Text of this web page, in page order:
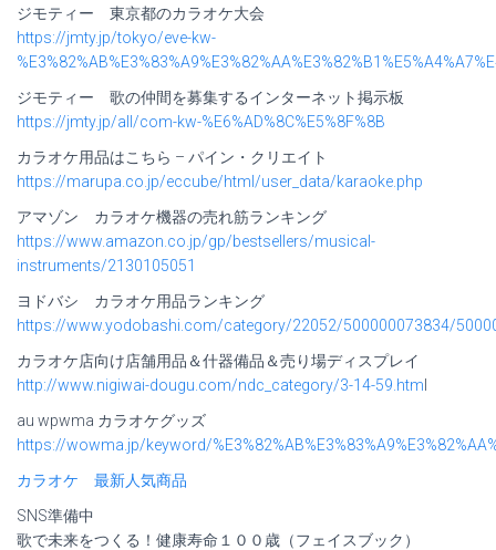
ジモティー 東京都のカラオケ大会
https://jmty.jp/tokyo/eve-kw-
ジモティー 歌の仲間を募集するインターネット掲示板
https://jmty.jp/all/com-kw-%E6%AD%8C%E5%8F%8B
カラオケ用品はこちら – パイン・クリエイト
https://marupa.co.jp/eccube/html/user_data/karaoke.php
アマゾン カラオケ機器の売れ筋ランキング
https://www.amazon.co.jp/gp/bestsellers/musical-
instruments/2130105051
ヨドバシ カラオケ用品ランキング
https://www.yodobashi.com/category/22052/500000073834/
カラオケ店向け店舗用品＆什器備品＆売り場ディスプレイ
http://www.nigiwai-dougu.com/ndc_category/3-14-59.htm
au wpwma カラオケグッズ
https://wowma.jp/keyword/
カラオケ 最新人気商品
SNS準備中
歌で未来をつくる！健康寿命１００歳（フェイスブック）